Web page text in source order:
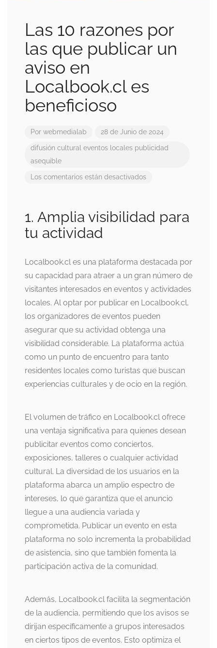
Las 10 razones por
las que publicar un
aviso en
Localbook.cl es
beneficioso
Por webmedialab 28 de Junio de 2024
difusión cultural eventos locales publicidad
asequible
Los comentarios están desactivados
1. Amplia visibilidad para
tu actividad
Localbook.cl es una plataforma destacada por
su capacidad para atraer a un gran número de
visitantes interesados en eventos y actividades
locales. Al optar por publicar en Localbook.cl,
los organizadores de eventos pueden
asegurar que su actividad obtenga una
visibilidad considerable. La plataforma actúa
como un punto de encuentro para tanto
residentes locales como turistas que buscan
experiencias culturales y de ocio en la región.
El volumen de tráfico en Localbook.cl ofrece
una ventaja significativa para quienes desean
publicitar eventos como conciertos,
exposiciones, talleres o cualquier actividad
cultural. La diversidad de los usuarios en la
plataforma abarca un amplio espectro de
intereses, lo que garantiza que el anuncio
llegue a una audiencia variada y
comprometida. Publicar un evento en esta
plataforma no solo incrementa la probabilidad
de asistencia, sino que también fomenta la
participación activa de la comunidad.
Además, Localbook.cl facilita la segmentación
de la audiencia, permitiendo que los avisos se
dirijan específicamente a grupos interesados
en ciertos tipos de eventos. Esto optimiza el